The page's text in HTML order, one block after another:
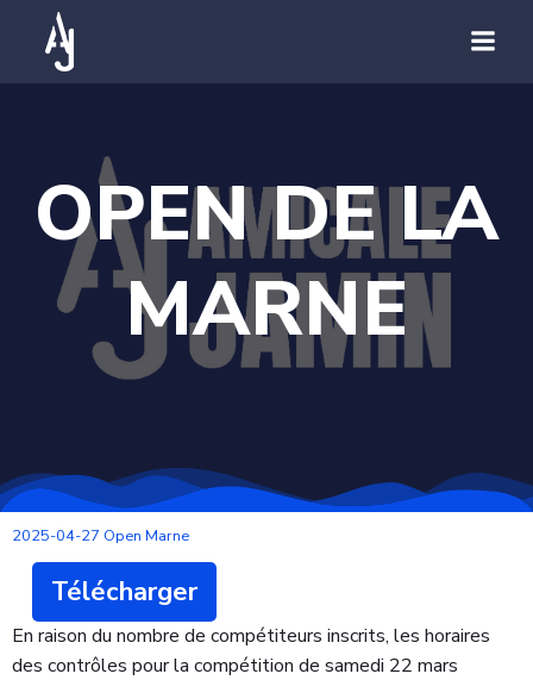
OPEN DE LA
MARNE
2025-04-27 Open Marne
Télécharger
En raison du nombre de compétiteurs inscrits, les horaires
des contrôles pour la compétition de samedi 22 mars